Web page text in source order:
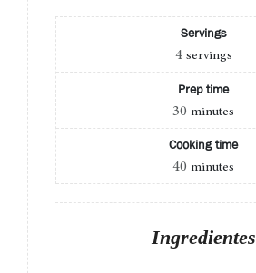
Servings
4 servings
Prep time
30 minutes
Cooking time
40 minutes
Ingredientes